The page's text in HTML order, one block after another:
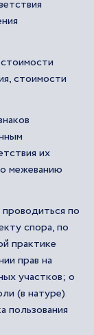
стоимости
их
межеванию
по
спора, по
практике
прав на
участков; о
(в натуре)
пользования